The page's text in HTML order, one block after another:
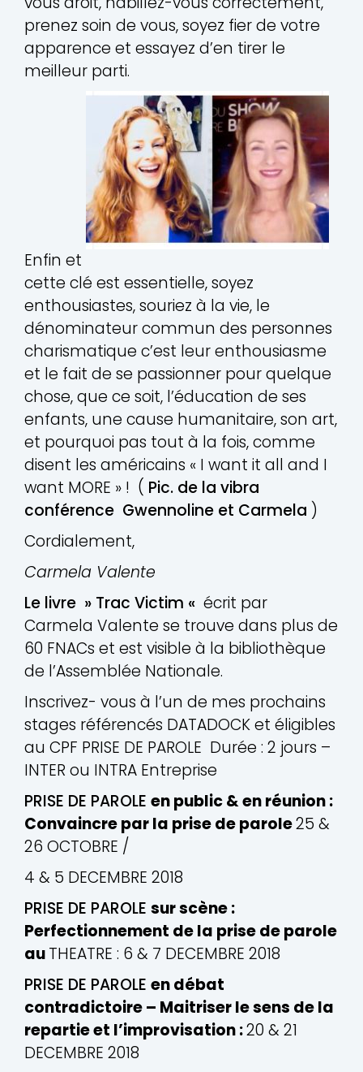
prenez soin de vous, soyez fier de votre
apparence et essayez d’en tirer le
meilleur parti.
Enfin et
cette clé est essentielle, soyez
enthousiastes, souriez à la vie, le
dénominateur commun des personnes
charismatique c’est leur enthousiasme
et le fait de se passionner pour quelque
chose, que ce soit, l’éducation de ses
enfants, une cause humanitaire, son art,
et pourquoi pas tout à la fois, comme
disent les américains « I want it all and I
want MORE » ! ( Pic. de la vibra
conférence Gwennoline et Carmela )
Cordialement,
Carmela Valente
Le livre » Trac Victim « écrit par
Carmela Valente se trouve dans plus de
60 FNACs et est visible à la bibliothèque
de l’Assemblée Nationale.
Inscrivez- vous à l’un de mes prochains
stages référencés DATADOCK et éligibles
au CPF PRISE DE PAROLE ­ Durée : 2 jours –
INTER ou INTRA Entreprise
PRISE DE PAROLE en public & en réunion :
Convaincre par la prise de parole25 &
26 OCTOBRE /
4 & 5 DECEMBRE 2018
PRISE DE PAROLE sur scène :
Perfectionnement de la prise de parole
auTHEATRE : 6 & 7 DECEMBRE 2018
PRISE DE PAROLE en débat
contradictoire – Maitriser le sens de la
repartie et l’improvisation :20 & 21
DECEMBRE 2018